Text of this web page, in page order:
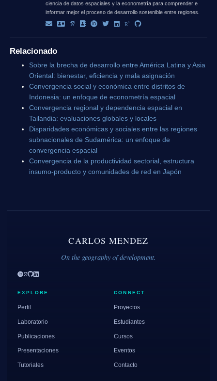
ciencia de datos espaciales y la econometría para comprender e
informar mejor el proceso de desarrollo sostenible entre regiones.
Relacionado
Sobre la brecha de desarrollo entre América Latina y Asia
Oriental: bienestar, eficiencia y mala asignación
Convergencia social y económica entre distritos de
Indonesia: un enfoque de econometría espacial
Convergencia regional y dependencia espacial en
Tailandia: evaluaciones globales y locales
Disparidades económicas y sociales entre las regiones
subnacionales de Sudamérica: un enfoque de
convergencia espacial
Convergencia de la productividad sectorial, estructura
insumo-producto y comunidades de red en Japón
CARLOS MENDEZ
On the geography of development.
EXPLORE
Perfil
Laboratorio
Publicaciones
Presentaciones
Tutoriales
CONNECT
Proyectos
Estudiantes
Cursos
Eventos
Contacto